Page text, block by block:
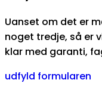
Uanset om det er
noget tredje, så er
klar med garanti,
udfyld formularen